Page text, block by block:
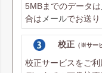
5MBまでのデータは
合は メールでお送り
校正 （※サー
校正サービスをご利